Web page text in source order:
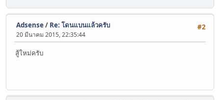
#2
Adsense/ Re: โดนแบนแล้วครับ
20 มีนาคม 2015, 22:35:44
สู้ใหม่ครับ